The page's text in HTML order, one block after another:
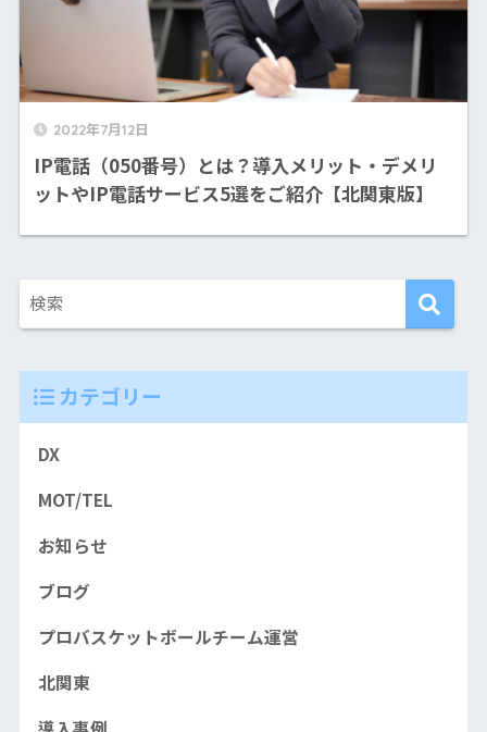
2022年7月12日
IP電話（050番号）とは？導入メリット・デメリ
ットやIP電話サービス5選をご紹介【北関東版】
カテゴリー
DX
MOT/TEL
お知らせ
ブログ
プロバスケットボールチーム運営
北関東